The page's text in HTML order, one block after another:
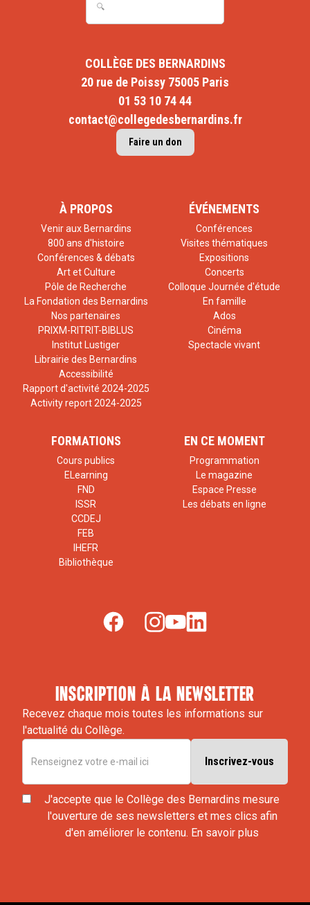
COLLÈGE DES BERNARDINS
20 rue de Poissy 75005 Paris
01 53 10 74 44
contact@collegedesbernardins.fr
Faire un don
À PROPOS
Venir aux Bernardins
800 ans d'histoire
Conférences & débats
Art et Culture
Pôle de Recherche
La Fondation des Bernardins
Nos partenaires
PRIXM-RITRIT-BIBLUS
Institut Lustiger
Librairie des Bernardins
Accessibilité
Rapport d'activité 2024-2025
Activity report 2024-2025
ÉVÉNEMENTS
Conférences
Visites thématiques
Expositions
Concerts
Colloque Journée d'étude
En famille
Ados
Cinéma
Spectacle vivant
FORMATIONS
Cours publics
ELearning
FND
ISSR
CCDEJ
FEB
IHEFR
Bibliothèque
EN CE MOMENT
Programmation
Le magazine
Espace Presse
Les débats en ligne
inscription à la newsletter
Recevez chaque mois toutes les informations sur
l'actualité du Collège.
J'accepte que le Collège des Bernardins mesure
l'ouverture de ses newsletters et mes clics afin
d'en améliorer le contenu. En savoir plus